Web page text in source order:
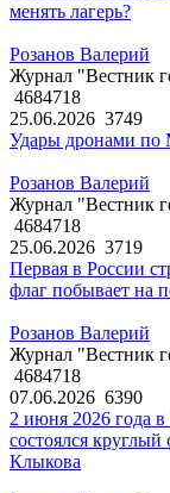
менять лагерь?
Розанов Валерий
Журнал "Вестник
4684718
25.06.2026 3749
Удары дронами по
Розанов Валерий
Журнал "Вестник
4684718
25.06.2026 3719
Первая в России
флаг побывает на
Розанов Валерий
Журнал "Вестник
4684718
07.06.2026 6390
2 июня 2026 года
состоялся
Клыкова